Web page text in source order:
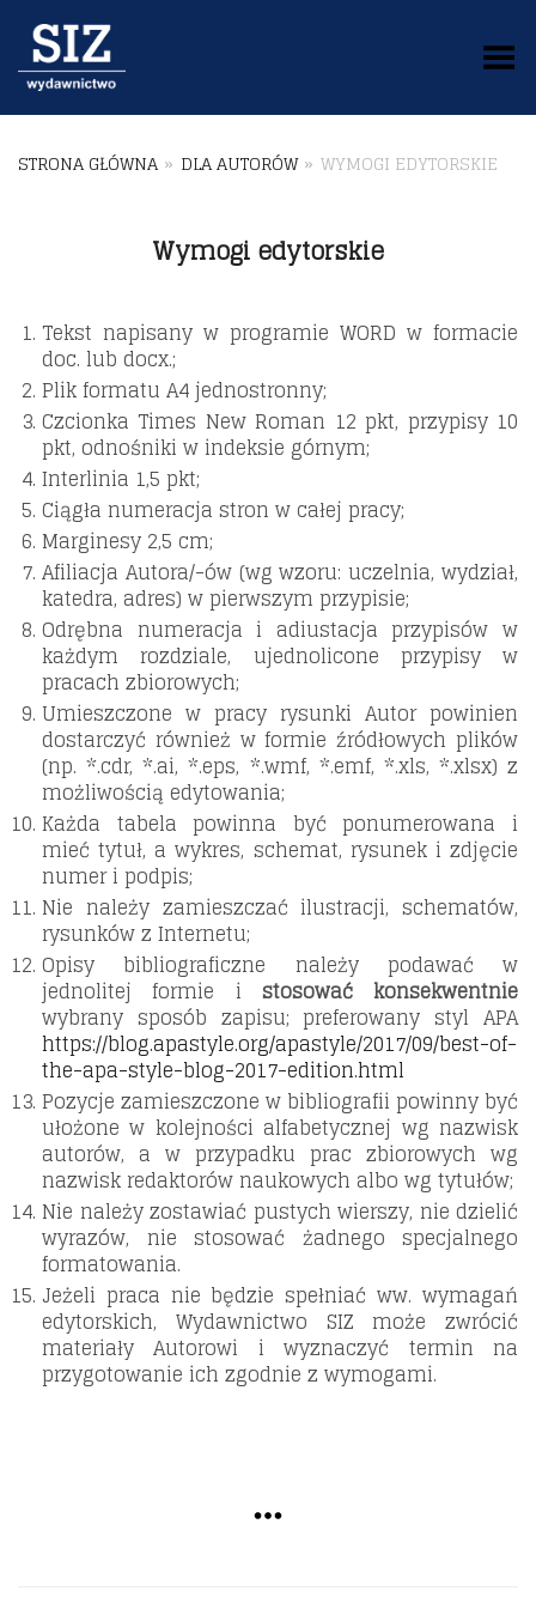
Toggle Menu
STRONA GŁÓWNA » DLA AUTORÓW » WYMOGI EDYTORSKIE
Wymogi edytorskie
Tekst napisany w programie WORD w formacie
doc. lub docx.;
Plik formatu A4 jednostronny;
Czcionka Times New Roman 12 pkt, przypisy 10
pkt, odnośniki w indeksie górnym;
Interlinia 1,5 pkt;
Ciągła numeracja stron w całej pracy;
Marginesy 2,5 cm;
Afiliacja Autora/-ów (wg wzoru: uczelnia, wydział,
katedra, adres) w pierwszym przypisie;
Odrębna numeracja i adiustacja przypisów w
każdym rozdziale, ujednolicone przypisy w
pracach zbiorowych;
Umieszczone w pracy rysunki Autor powinien
dostarczyć również w formie źródłowych plików
(np. *.cdr, *.ai, *.eps, *.wmf, *.emf, *.xls, *.xlsx) z
możliwością edytowania;
Każda tabela powinna być ponumerowana i
mieć tytuł, a wykres, schemat, rysunek i zdjęcie
numer i podpis;
Nie należy zamieszczać ilustracji, schematów,
rysunków z Internetu;
Opisy bibliograficzne należy podawać w
jednolitej formie i stosować konsekwentnie
wybrany sposób zapisu; preferowany styl APA
https://blog.apastyle.org/apastyle/2017/09/best-of-
the-apa-style-blog-2017-edition.html
Pozycje zamieszczone w bibliografii powinny być
ułożone w kolejności alfabetycznej wg nazwisk
autorów, a w przypadku prac zbiorowych wg
nazwisk redaktorów naukowych albo wg tytułów;
Nie należy zostawiać pustych wierszy, nie dzielić
wyrazów, nie stosować żadnego specjalnego
formatowania.
Jeżeli praca nie będzie spełniać ww. wymagań
edytorskich, Wydawnictwo SIZ może zwrócić
materiały Autorowi i wyznaczyć termin na
przygotowanie ich zgodnie z wymogami.